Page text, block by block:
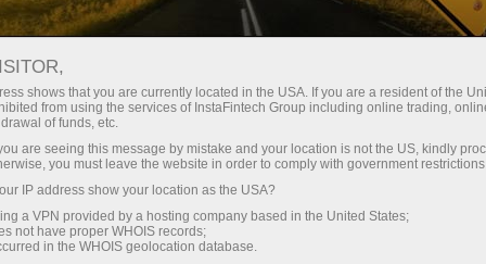
For Traders Forex Analytics
InstaForex TV
Forex TV News
Forex and Fintech Spotlight:
Strategic Expansions, Global Events,
and Market Shifts
shows that you are currently located in the USA. If you are a resident of the
from using the services of InstaFintech Group including online trading,
of funds, etc.
are seeing this message by mistake and your location is not the US, kindly
you must leave the website in order to comply with government
IP address show your location as the USA?
a VPN provided by a hosting company based in the United States;
not have proper WHOIS records;
in the WHOIS geolocation database.